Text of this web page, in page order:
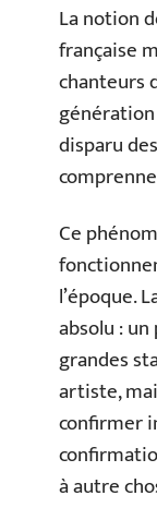
La notion
française
chanteurs
disparu
Ce
l’époque.
absolu :
grandes
artiste,
confirmer
à autre